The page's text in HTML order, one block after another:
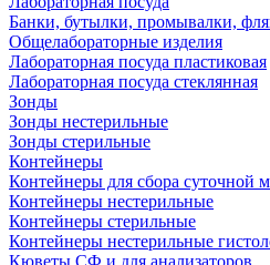
Банки, бутылки, промывалки,
Общелабораторные изделия
Лабораторная посуда пластиковая
Лабораторная посуда стеклянная
Зонды
Зонды нестерильные
Зонды стерильные
Контейнеры
Контейнеры для сбора суточной
Контейнеры нестерильные
Контейнеры стерильные
Контейнеры нестерильные
Кюветы СФ и для анализаторов